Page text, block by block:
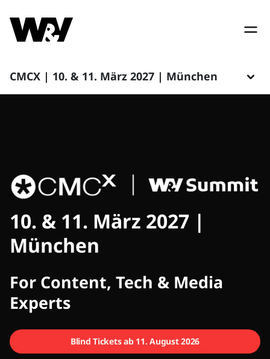
CMCX | 10. & 11. März 2027 | München
CMCX
10. & 11. März 2027 |
München
For Content, Tech & Media
Experts
Blind Tickets ab 11. August 2026